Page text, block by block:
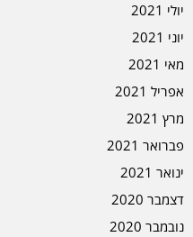
יולי 2021
יוני 2021
מאי 2021
אפריל 2021
מרץ 2021
פברואר 2021
ינואר 2021
דצמבר 2020
נובמבר 2020